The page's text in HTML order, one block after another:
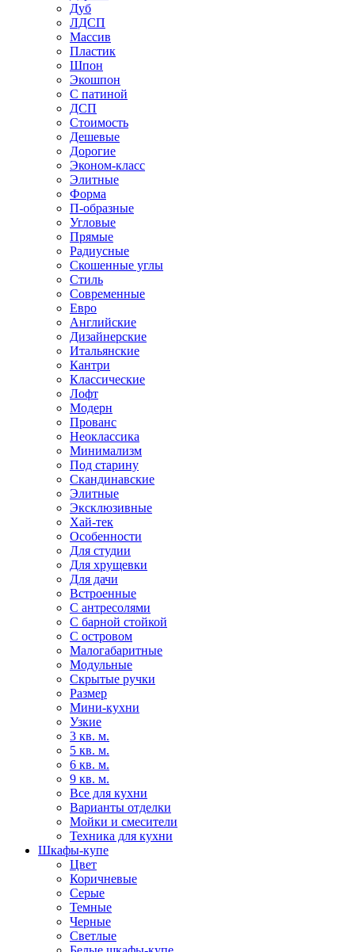
Дуб
ЛДСП
Массив
Пластик
Шпон
Экошпон
С патиной
ДСП
Стоимость
Дешевые
Дорогие
Эконом-класс
Элитные
Форма
П-образные
Угловые
Прямые
Радиусные
Скошенные углы
Стиль
Современные
Евро
Английские
Дизайнерские
Итальянские
Кантри
Классические
Лофт
Модерн
Прованс
Неоклассика
Минимализм
Под старину
Скандинавские
Элитные
Эксклюзивные
Хай-тек
Особенности
Для студии
Для хрущевки
Для дачи
Встроенные
С антресолями
С барной стойкой
С островом
Малогабаритные
Модульные
Скрытые ручки
Размер
Мини-кухни
Узкие
3 кв. м.
5 кв. м.
6 кв. м.
9 кв. м.
Все для кухни
Варианты отделки
Мойки и смесители
Техника для кухни
Шкафы-купе
Цвет
Коричневые
Серые
Темные
Черные
Светлые